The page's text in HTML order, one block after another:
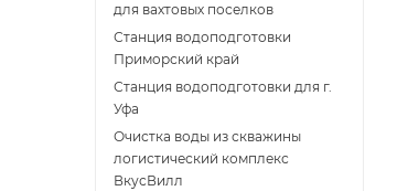
для вахтовых поселков
Станция водоподготовки
Приморский край
Станция водоподготовки для г.
Уфа
Очистка воды из скважины
логистический комплекс
ВкусВилл